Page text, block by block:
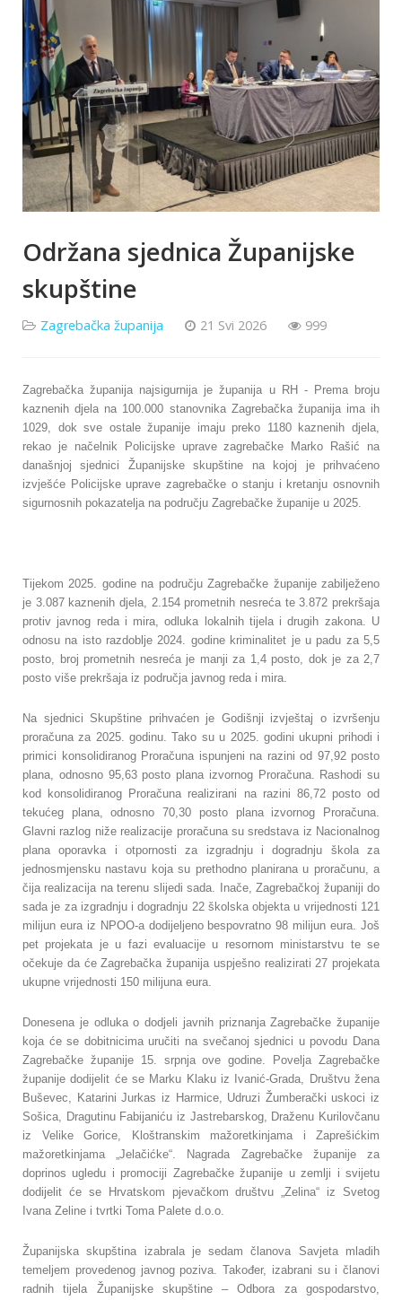
Održana sjednica Županijske
skupštine
Zagrebačka županija 21 Svi 2026 999
Zagrebačka županija najsigurnija je županija u RH - Prema broju
kaznenih djela na 100.000 stanovnika Zagrebačka županija ima ih
1029, dok sve ostale županije imaju preko 1180 kaznenih djela,
rekao je načelnik Policijske uprave zagrebačke Marko Rašić na
današnjoj sjednici Županijske skupštine na kojoj je prihvaćeno
izvješće Policijske uprave zagrebačke o stanju i kretanju osnovnih
sigurnosnih pokazatelja na području Zagrebačke županije u 2025.
Tijekom 2025. godine na području Zagrebačke županije zabilježeno
je 3.087 kaznenih djela, 2.154 prometnih nesreća te 3.872 prekršaja
protiv javnog reda i mira, odluka lokalnih tijela i drugih zakona. U
odnosu na isto razdoblje 2024. godine kriminalitet je u padu za 5,5
posto, broj prometnih nesreća je manji za 1,4 posto, dok je za 2,7
posto više prekršaja iz područja javnog reda i mira.
Na sjednici Skupštine prihvaćen je Godišnji izvještaj o izvršenju
proračuna za 2025. godinu. Tako su u 2025. godini ukupni prihodi i
primici konsolidiranog Proračuna ispunjeni na razini od 97,92 posto
plana, odnosno 95,63 posto plana izvornog Proračuna. Rashodi su
kod konsolidiranog Proračuna realizirani na razini 86,72 posto od
tekućeg plana, odnosno 70,30 posto plana izvornog Proračuna.
Glavni razlog niže realizacije proračuna su sredstava iz Nacionalnog
plana oporavka i otpornosti za izgradnju i dogradnju škola za
jednosmjensku nastavu koja su prethodno planirana u proračunu, a
čija realizacija na terenu slijedi sada. Inače, Zagrebačkoj županiji do
sada je za izgradnju i dogradnju 22 školska objekta u vrijednosti 121
milijun eura iz NPOO-a dodijeljeno bespovratno 98 milijun eura. Još
pet projekata je u fazi evaluacije u resornom ministarstvu te se
očekuje da će Zagrebačka županija uspješno realizirati 27 projekata
ukupne vrijednosti 150 milijuna eura.
Donesena je odluka o dodjeli javnih priznanja Zagrebačke županije
koja će se dobitnicima uručiti na svečanoj sjednici u povodu Dana
Zagrebačke županije 15. srpnja ove godine. Povelja Zagrebačke
županije dodijelit će se Marku Klaku iz Ivanić-Grada, Društvu žena
Buševec, Katarini Jurkas iz Harmice, Udruzi Žumberački uskoci iz
Sošica, Dragutinu Fabijaniću iz Jastrebarskog, Draženu Kurilovčanu
iz Velike Gorice, Kloštranskim mažoretkinjama i Zaprešićkim
mažoretkinjama „Jelačićke“. Nagrada Zagrebačke županije za
doprinos ugledu i promociji Zagrebačke županije u zemlji i svijetu
dodijelit će se Hrvatskom pjevačkom društvu „Zelina“ iz Svetog
Ivana Zeline i tvrtki Toma Palete d.o.o.
Županijska skupština izabrala je sedam članova Savjeta mladih
temeljem provedenog javnog poziva. Također, izabrani su i članovi
radnih tijela Županijske skupštine – Odbora za gospodarstvo,